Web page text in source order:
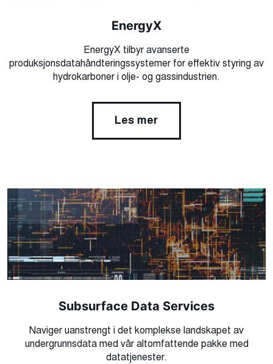
EnergyX
EnergyX tilbyr avanserte
produksjonsdatahåndteringssystemer for effektiv styring av
hydrokarboner i olje- og gassindustrien.
Les mer
Subsurface Data Services
Naviger uanstrengt i det komplekse landskapet av
undergrunnsdata med vår altomfattende pakke med
datatjenester.